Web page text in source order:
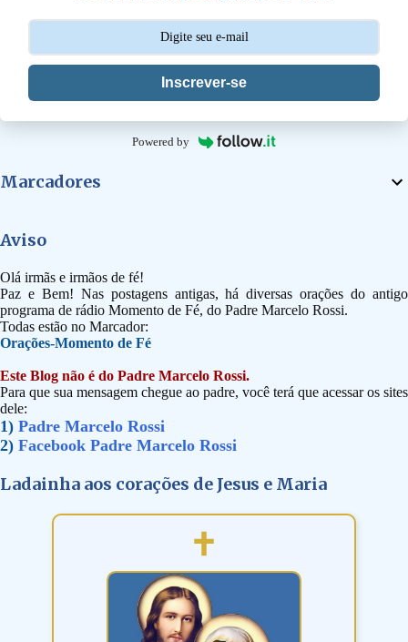
s
Inscrever-se
Powered by
Marcadores
Aviso
Olá irmãs e irmãos de fé!
Paz e Bem! Nas postagens antigas, há diversas orações do antigo
programa de rádio Momento de Fé, do Padre Marcelo Rossi.
Todas estão no Marcador:
Orações-Momento de Fé
Este Blog não é do Padre Marcelo Rossi.
Para que sua mensagem chegue ao padre, você terá que acessar os sites
dele:
1) Padre Marcelo Rossi
2) Facebook Padre Marcelo Rossi
Ladainha aos corações de Jesus e Maria